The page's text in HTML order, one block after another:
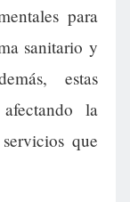
para
sanitario y
estas
la
que